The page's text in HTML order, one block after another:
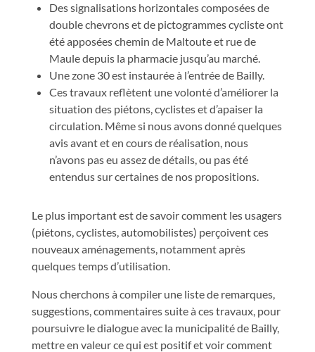
Des signalisations horizontales composées de
double chevrons et de pictogrammes cycliste ont
été apposées chemin de Maltoute et rue de
Maule depuis la pharmacie jusqu’au marché.
Une zone 30 est instaurée à l’entrée de Bailly.
Ces travaux reflètent une volonté d’améliorer la
situation des piétons, cyclistes et d’apaiser la
circulation. Même si nous avons donné quelques
avis avant et en cours de réalisation, nous
n’avons pas eu assez de détails, ou pas été
entendus sur certaines de nos propositions.
Le plus important est de savoir comment les usagers
(piétons, cyclistes, automobilistes) perçoivent ces
nouveaux aménagements, notamment après
quelques temps d’utilisation.
Nous cherchons à compiler une liste de remarques,
suggestions, commentaires suite à ces travaux, pour
poursuivre le dialogue avec la municipalité de Bailly,
mettre en valeur ce qui est positif et voir comment